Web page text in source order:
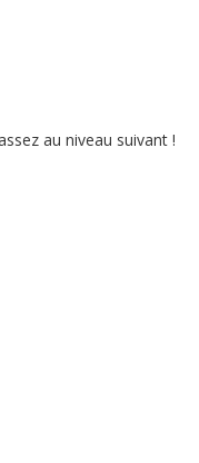
au niveau suivant !